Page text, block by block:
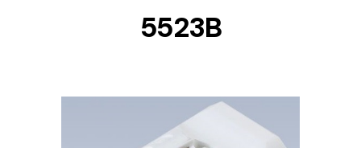
5523B